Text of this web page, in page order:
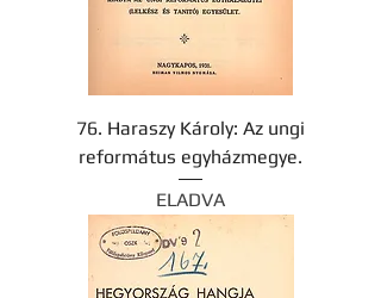
76. Haraszy Károly: Az ungi
református egyházmegye.
ELADVA